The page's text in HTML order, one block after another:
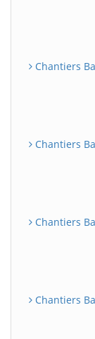
Chantiers
Chantiers
Chantiers
Chantiers